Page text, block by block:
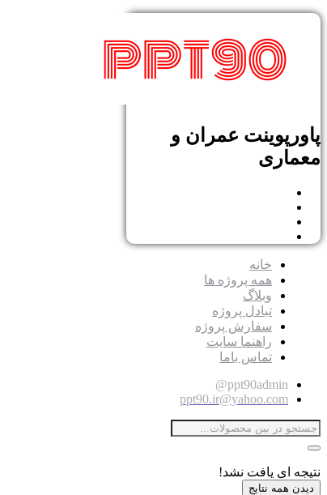
پاورپوینت عمران و
معماری
خانه
همه پروژه ها
وبلاگ
تبادل پروژه
سفارش پروژه
راهنما سایت
تماس باما
ppt90admin@
ppt90.ir@yahoo.com
نتیجه ای یافت نشد!
دیدن همه نتایج